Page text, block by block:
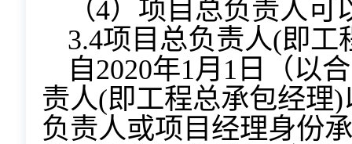
（4）项目总负责人
3.4项目总负责人(即
自2020年1月1日（以
责人(即工程总承包经理
负责人或项目经理身份